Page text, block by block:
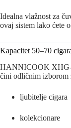
Idealna vlažnost za
ovaj sistem lako ćete
Kapacitet 50–70
HANNICOOK XHG-
čini odličnim izborom
ljubitelje cigara
kolekcionare